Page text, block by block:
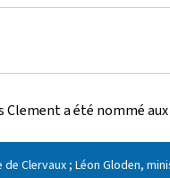
a été nommé
Clervaux ; Léon Gloden,